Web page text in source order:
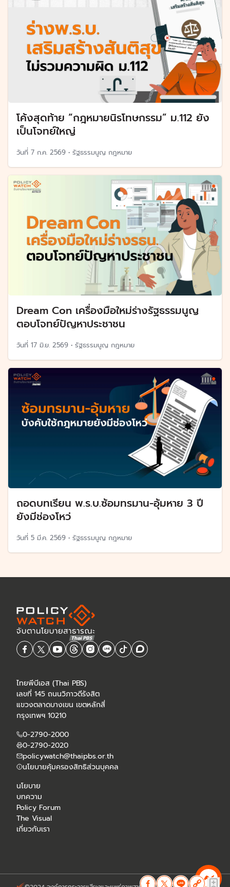
โค้งสุดท้าย “กฎหมายนิรโทษกรรม” ม.112 ยัง
เป็นโจทย์ใหญ่
วันที่ 7 ก.ค. 2569 • รัฐธรรมนูญ กฎหมาย
Dream Con เครื่องมือใหม่ร่างรัฐธรรมนูญ
ตอบโจทย์ปัญหาประชาชน
วันที่ 17 มิ.ย. 2569 • รัฐธรรมนูญ กฎหมาย
ถอดบทเรียน พ.ร.บ.ซ้อมทรมาน-อุ้มหาย 3 ปี
ยังมีช่องโหว่
วันที่ 5 มี.ค. 2569 • รัฐธรรมนูญ กฎหมาย
ไทยพีบีเอส (Thai PBS)
เลขที่ 145 ถนนวิภาวดีรังสิต
แขวงตลาดบางเขน เขตหลักสี่
กรุงเทพฯ 10210
0-2790-2000
0-2790-2020
policywatch@thaipbs.or.th
นโยบายคุ้มครองสิทธิส่วนบุคคล
นโยบาย
บทความ
Policy Forum
The Visual
เกี่ยวกับเรา